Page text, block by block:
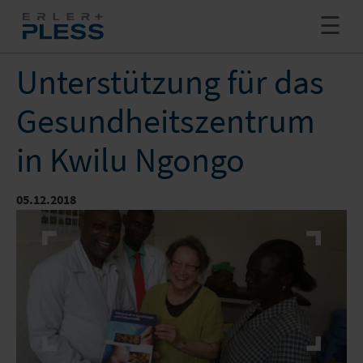
SHOWROOM
INNOVATION
PRODUKTION
GROSSFOTOS & GROSSDIAS
WABENKARTONPLATTE
STOFFDRUCK
LOGISTIK
SHOP
+ MEHR
JETZT ANFRAGEN
NEWS
UNTERNEHMEN
STELLENANGEBOTE
SUPPORT CENTER
Unterstützung für das
Gesundheitszentrum
in Kwilu Ngongo
05.12.2018